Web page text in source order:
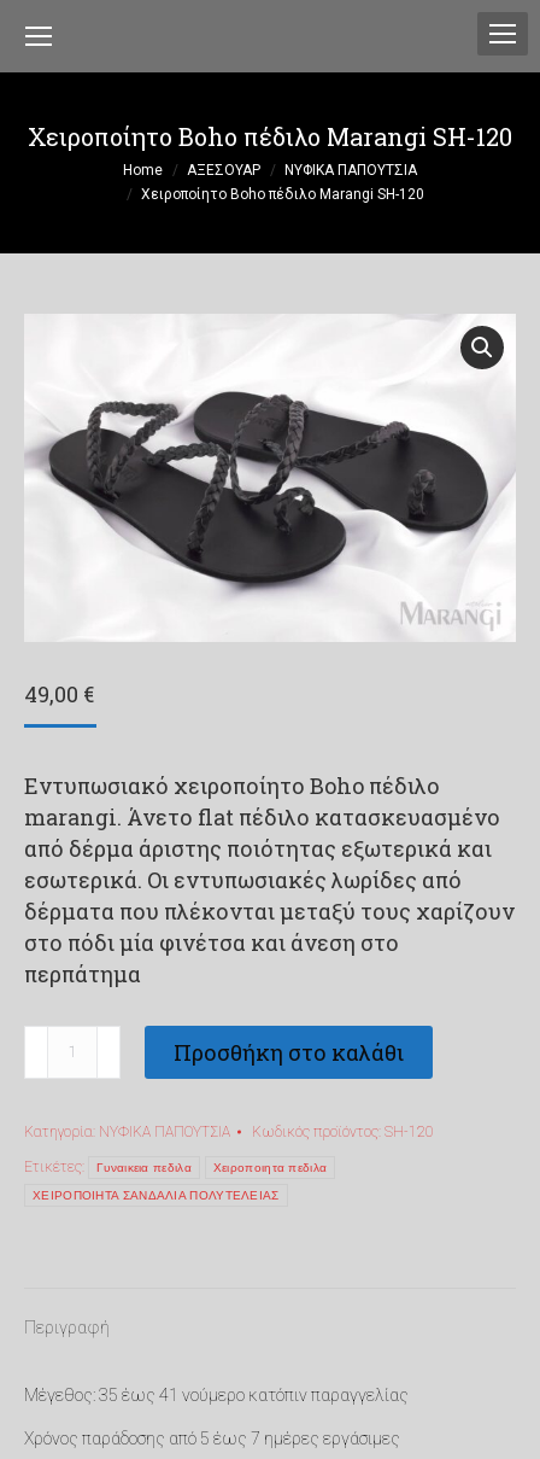
Χειροποίητο Boho πέδιλο Marangi SH-120
Home ΑΞΕΣΟΥΑΡ
ΝΥΦΙΚΑ ΠΑΠΟΥΤΣΙΑ
Χειροποίητο Boho πέδιλο Marangi SH-120
49,00 €
Εντυπωσιακό χειροποίητο Boho πέδιλο
marangi. Άνετο flat πέδιλο κατασκευασμένο
από δέρμα άριστης ποιότητας εξωτερικά και
εσωτερικά. Οι εντυπωσιακές λωρίδες από
δέρματα που πλέκονται μεταξύ τους χαρίζουν
στο πόδι μία φινέτσα και άνεση στο
περπάτημα
Marangi
SH-
120
Προσθήκη στο καλάθι
Κατηγορία: ΝΥΦΙΚΑ ΠΑΠΟΥΤΣΙΑ Κωδικός προϊόντος: SH-120
Ετικέτες: Γυναικεια πεδιλα Χειροποιητα πεδιλα
ΧΕΙΡΟΠΟΙΗΤΑ ΣΑΝΔΑΛΙΑ ΠΟΛΥΤΕΛΕΙΑΣ
Περιγραφή
Μέγεθος: 35 έως 41 νούμερο κατόπιν παραγγελίας
Χρόνος παράδοσης από 5 έως 7 ημέρες εργάσιμες